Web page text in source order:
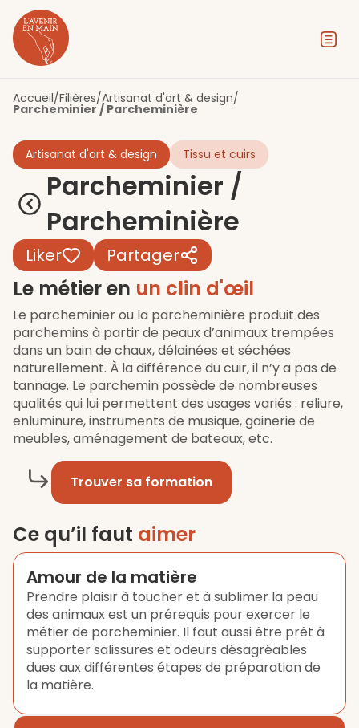
Contenu
Menu
Pied de page
Accueil/Filières/Artisanat d'art & design/
Parcheminier / Parcheminière
Artisanat d'art & design Tissu et cuirs
Parcheminier /
Parcheminière
Liker Partager
Le métier en un clin d'œil
Le parcheminier ou la parcheminière produit des
parchemins à partir de peaux d’animaux trempées
dans un bain de chaux, délainées et séchées
naturellement. À la différence du cuir, il n’y a pas de
tannage. Le parchemin possède de nombreuses
qualités qui lui permettent des usages variés : reliure,
enluminure, instruments de musique, gainerie de
meubles, aménagement de bateaux, etc.
Trouver sa formation
Ce qu’il faut aimer
Amour de la matière
Prendre plaisir à toucher et à sublimer la peau
des animaux est un prérequis pour exercer le
métier de parcheminier. Il faut aussi être prêt à
supporter salissures et odeurs désagréables
dues aux différentes étapes de préparation de
la matière.